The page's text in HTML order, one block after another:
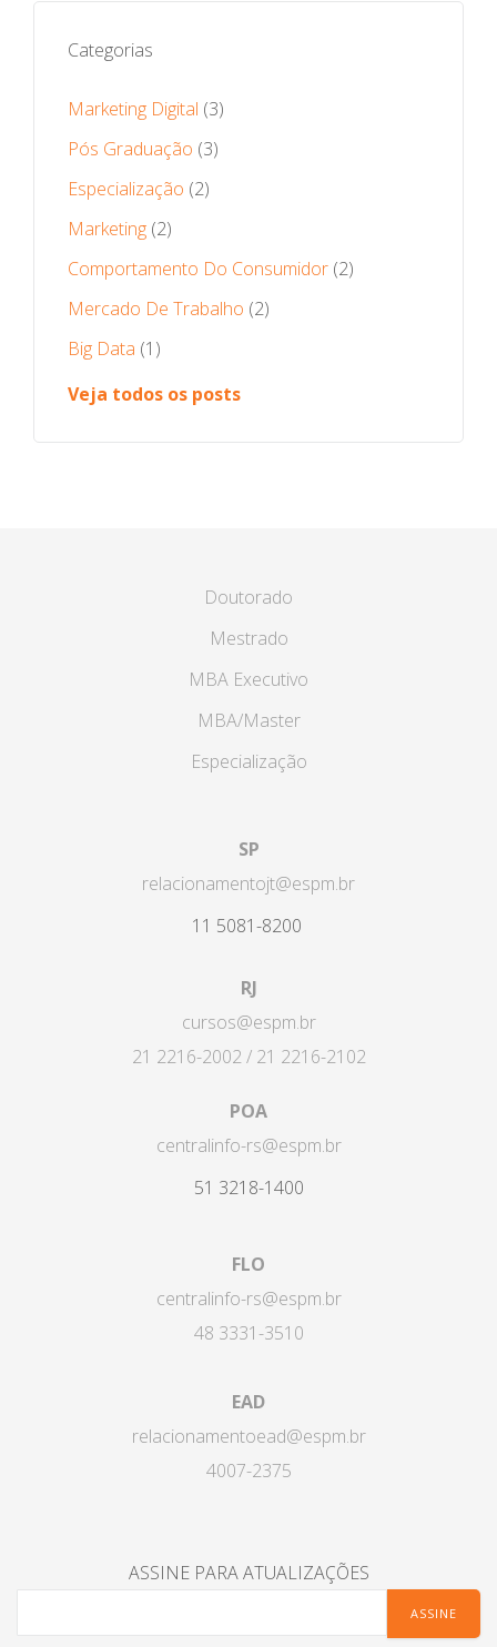
Categorias
Marketing Digital (3)
Pós Graduação (3)
Especialização (2)
Marketing (2)
Comportamento Do Consumidor (2)
Mercado De Trabalho (2)
Big Data (1)
Veja todos os posts
Doutorado
Mestrado
MBA Executivo
MBA/Master
Especialização
SP
relacionamentojt@espm.br
11 5081-8200
RJ
cursos@espm.br
21 2216-2002 / 21 2216-2102
POA
centralinfo-rs@espm.br
51 3218-1400
FLO
centralinfo-rs@espm.br
48 3331-3510
EAD
relacionamentoead@espm.br
4007-2375
ASSINE PARA ATUALIZAÇÕES